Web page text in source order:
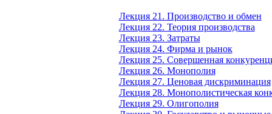
Лекция 21. Производство и обмен
Лекция 22. Теория производства
Лекция 23. Затраты
Лекция 24. Фирма и рынок
Лекция 25. Совершенная
Лекция 26. Монополия
Лекция 27. Ценовая дискриминация
Лекция 28. Монополистическая
Лекция 29. Олигополия